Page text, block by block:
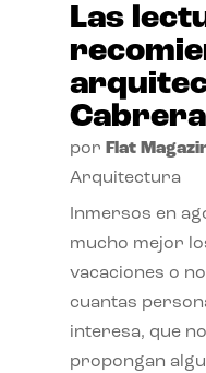
Las
Cabrera
por Flat
Arquitectura
Inmersos en
mucho mejor
vacaciones o
cuantas
interesa, que
propongan